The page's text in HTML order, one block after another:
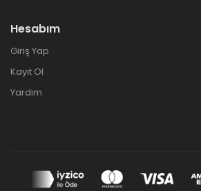
Hesabım
Giriş Yap
Kayıt Ol
Yardım